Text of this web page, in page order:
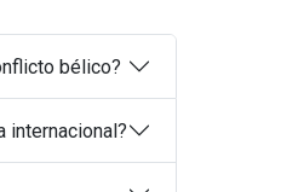
bélico?
internacional?